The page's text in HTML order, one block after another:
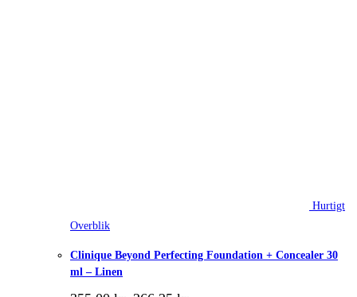
Hurtigt
Overblik
Clinique Beyond Perfecting Foundation + Concealer 30
ml – Linen